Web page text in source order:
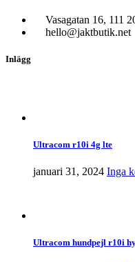
Vasagatan 16, 111
hello@jaktbutik.net
Inlägg
Ultracom r10i 4g lte
januari 31, 2024 Inga
Ultracom hundpejl r10i